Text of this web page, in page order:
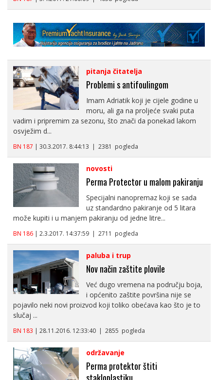
pitanja čitatelja
Problemi s antifoulingom
Imam Adriatik koji je cijele godine u
moru, ali ga na proljeće svaki puta
vadim i pripremim za sezonu, što znači da ponekad lakom
osvježim d...
BN 187 | 30.3.2017. 8:44:13 | 2381 pogleda
novosti
Perma Protector u malom pakiranju
Specijalni nanopremaz koji se sada
uz standardno pakiranje od 5 litara
može kupiti i u manjem pakiranju od jedne litre...
BN 186 | 2.3.2017. 14:37:59 | 2711 pogleda
paluba i trup
Nov način zaštite plovile
Već dugo vremena na području boja,
i općenito zaštite površina nije se
pojavilo neki novi proizvod koji toliko obećava kao što je to
slučaj ...
BN 183 | 28.11.2016. 12:33:40 | 2855 pogleda
održavanje
Perma protektor štiti